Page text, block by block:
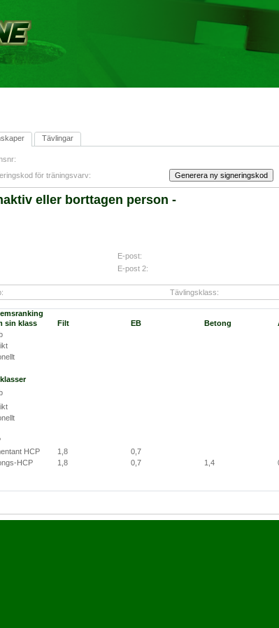
Tävlingar
för träningsvarv:
eller borttagen person -
E-post:
E-post 2:
Tävlingsklass:
sin klass
Filt EB Betong
HCP
1,8
0,7
HCP
1,8 0,7 1,4